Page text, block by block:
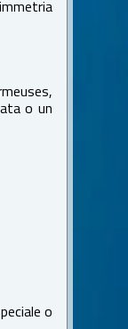
o un
o